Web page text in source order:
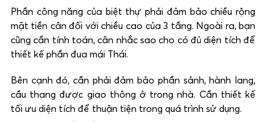
Phần công năng của biệt thự phải đảm bảo chiều rộng
mặt tiền cân đối với chiều cao của 3 tầng. Ngoài ra, bạn
cũng cần tính toán, cân nhắc sao cho có đủ diện tích để
thiết kế phần đua mái Thái.
Bên cạnh đó, cần phải đảm bảo phần sảnh, hành lang,
cầu thang được giao thông ở trong nhà. Cần thiết kế
tối ưu diện tích để thuận tiện trong quá trình sử dụng.